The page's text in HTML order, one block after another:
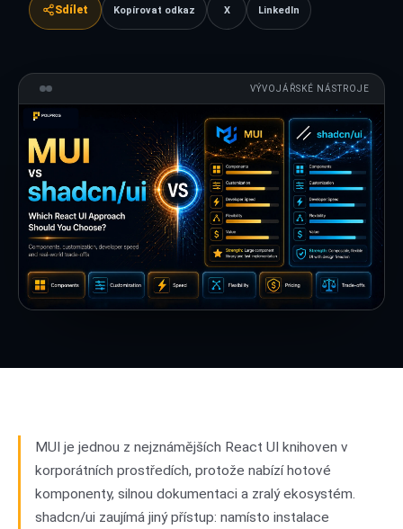
Sdílet Kopírovat odkaz X LinkedIn
VÝVOJÁŘSKÉ NÁSTROJE
MUI je jednou z nejznámějších React UI knihoven v
korporátních prostředích, protože nabízí hotové
komponenty, silnou dokumentaci a zralý ekosystém.
shadcn/ui zaujímá jiný přístup: namísto instalace